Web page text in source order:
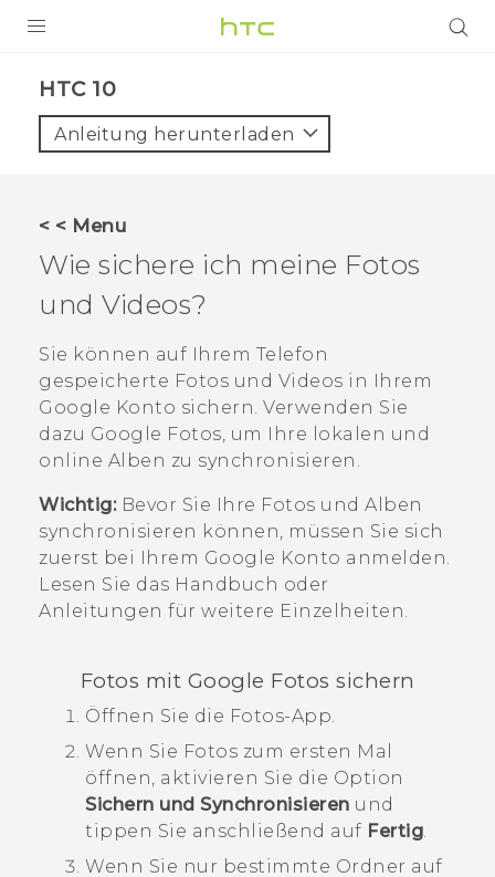
VIVE
VIVERSE
UNTERSTÜTZUNG
HTC-Geräte und Zubehör
Anmelden
HTC 10‎
Anleitung herunterladen
< < Menu
Wie sichere ich meine Fotos
und Videos?
Sie können auf Ihrem Telefon
gespeicherte Fotos und Videos in Ihrem
Google Konto sichern. Verwenden Sie
dazu Google Fotos, um Ihre lokalen und
online Alben zu synchronisieren.
Wichtig:Bevor Sie Ihre Fotos und Alben
synchronisieren können, müssen Sie sich
zuerst bei Ihrem Google Konto anmelden.
Lesen Sie das Handbuch oder
Anleitungen für weitere Einzelheiten.
Fotos mit Google Fotos sichern
Öffnen Sie die Fotos-App.
Wenn Sie Fotos zum ersten Mal
öffnen, aktivieren Sie die Option
Sichern und Synchronisieren und
tippen Sie anschließend auf Fertig.
Wenn Sie nur bestimmte Ordner auf